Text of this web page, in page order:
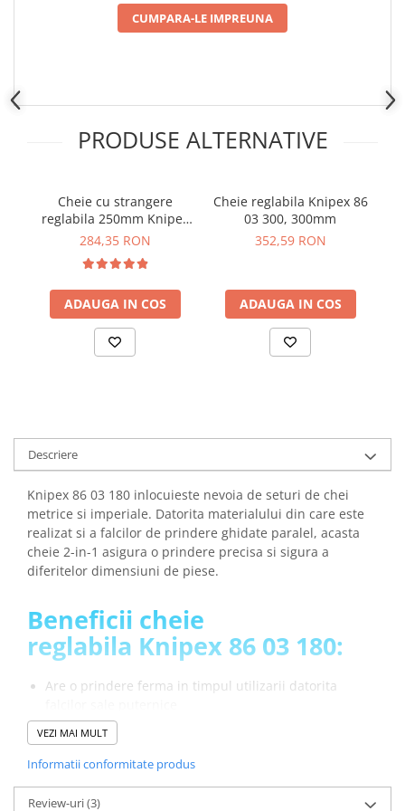
Placi de Expansiune
Module Electronice
Componente Electronice
Acumulatori
Baterii
Distributie Comutatie si Protectie
Sigurante Automate
Sigurante Fuzibile
Sigurante Diferentiale RCBO
Descarcatoare de Supratensiune
Contactoare
Tablouri Electrice
Accesorii Tablouri Electrice
Stabilizatoare de Tensiune
Banda Izolatoare
Panouri Fotovoltaice
Smart Home
Intrerupatoare Smart
Module Smart Home
Camere Supraveghere
Iluminat
CUMPARA-LE IMPREUNA
PRODUSE ALTERNATIVE
Cheie cu strangere
reglabila 250mm Knipex
86 03 250
284,35 RON
ADAUGA IN COS
Cheie reglabila Knipex 86
03 300, 300mm
352,59 RON
ADAUGA IN COS
Descriere
Knipex 86 03 180 inlocuieste nevoia de seturi de chei
metrice si imperiale. Datorita materialului din care este
realizat si a falcilor de prindere ghidate paralel, acasta
cheie 2-in-1 asigura o prindere precisa si sigura a
diferitelor dimensiuni de piese.
Beneficii cheie
reglabila Knipex 86 03 180:
Are o prindere ferma in timpul utilizarii datorita
Dimensiunea compacta a cheii face ca aceasta sa fie
usor de transportat si depozitat in trusa de unelte sau
buzunar
anatomica ofera confort si o utilizare usoara
VEZI MAI MULT
Informatii conformitate produs
Review-uri(3)